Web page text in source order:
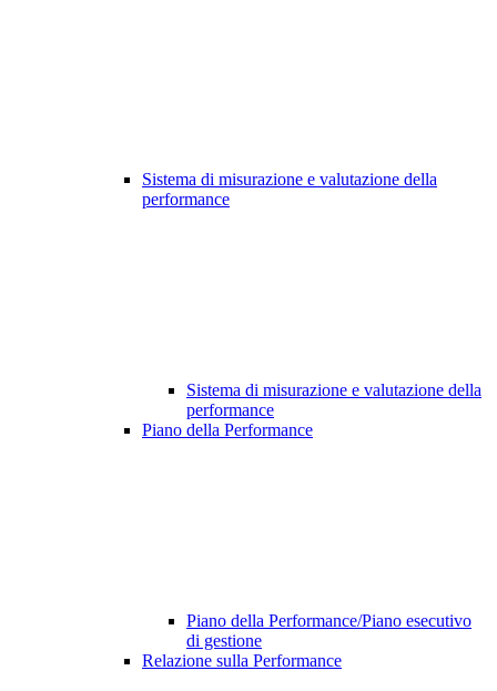
Sistema di misurazione e valutazione della
performance
Sistema di misurazione e valutazione della
performance
Piano della Performance
Piano della Performance/Piano esecutivo
di gestione
Relazione sulla Performance